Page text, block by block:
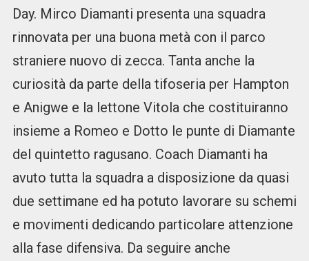
Day. Mirco Diamanti presenta una squadra
rinnovata per una buona metà con il parco
straniere nuovo di zecca. Tanta anche la
curiosità da parte della tifoseria per Hampton
e Anigwe e la lettone Vitola che costituiranno
insieme a Romeo e Dotto le punte di Diamante
del quintetto ragusano. Coach Diamanti ha
avuto tutta la squadra a disposizione da quasi
due settimane ed ha potuto lavorare su schemi
e movimenti dedicando particolare attenzione
alla fase difensiva. Da seguire anche